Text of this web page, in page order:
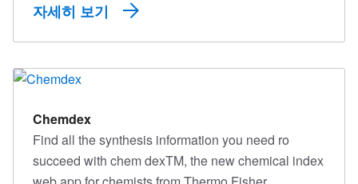
자세히 보기
Chemdex
Find all the synthesis information you need ro
succeed with chem dexTM, the new chemical index